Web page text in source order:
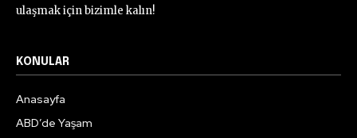
ulaşmak için bizimle kalın!
KONULAR
Anasayfa
ABD’de Yaşam